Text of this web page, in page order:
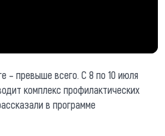
– превыше всего. С 8 по 10 июля
комплекс профилактических
в программе